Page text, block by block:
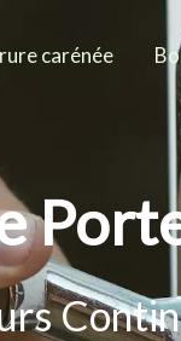
carénée